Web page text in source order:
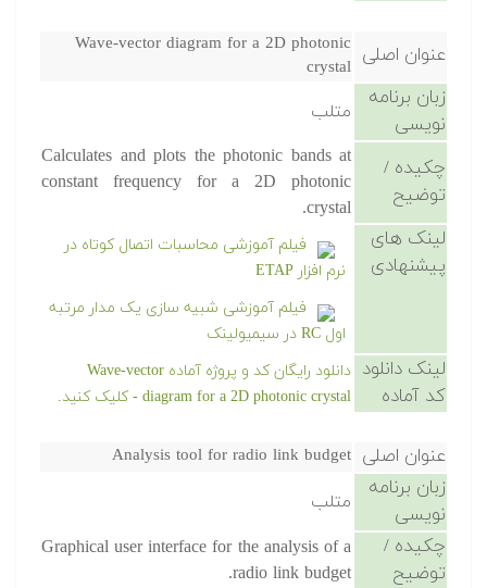
عنوان اصلی Wave-vector diagram for a 2D photonic
crystal
زبان برنامه
نویسی
متلب
چکیده /
توضیح
Calculates and plots the photonic bands at
constant frequency for a 2D photonic
crystal.
لینک های
پیشنهادی
فیلم آموزشی محاسبات اتصال کوتاه در
نرم افزار ETAP
فیلم آموزشی شبیه سازی یک مدار مرتبه
اول RC در سیمیولینک
لینک دانلود
کد آماده
دانلود رایگان کد و پروژه آماده Wave-vector
diagram for a 2D photonic crystal - کلیک کنید.
عنوان اصلی Analysis tool for radio link budget
زبان برنامه
نویسی
متلب
چکیده /
توضیح
Graphical user interface for the analysis of a
radio link budget.